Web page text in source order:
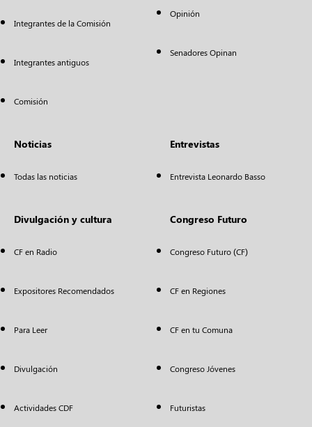
Integrantes de la Comisión
Integrantes antiguos
Comisión
Opinión
Senadores Opinan
Noticias
Todas las noticias
Entrevistas
Entrevista Leonardo Basso
Divulgación y cultura
CF en Radio
Expositores Recomendados
Para Leer
Divulgación
Actividades CDF
Congreso Futuro
Congreso Futuro (CF)
CF en Regiones
CF en tu Comuna
Congreso Jóvenes
Futuristas